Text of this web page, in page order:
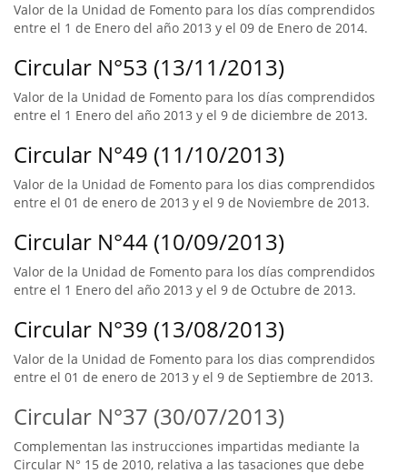
Valor de la Unidad de Fomento para los días comprendidos
entre el 1 de Enero del año 2013 y el 09 de Enero de 2014.
Circular N°53 (13/11/2013)
Valor de la Unidad de Fomento para los días comprendidos
entre el 1 Enero del año 2013 y el 9 de diciembre de 2013.
Circular N°49 (11/10/2013)
Valor de la Unidad de Fomento para los dias comprendidos
entre el 01 de enero de 2013 y el 9 de Noviembre de 2013.
Circular N°44 (10/09/2013)
Valor de la Unidad de Fomento para los días comprendidos
entre el 1 Enero del año 2013 y el 9 de Octubre de 2013.
Circular N°39 (13/08/2013)
Valor de la Unidad de Fomento para los dias comprendidos
entre el 01 de enero de 2013 y el 9 de Septiembre de 2013.
Circular N°37 (30/07/2013)
Complementan las instrucciones impartidas mediante la
Circular N° 15 de 2010, relativa a las tasaciones que debe